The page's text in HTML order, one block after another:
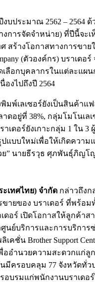
ระมาณ 2562 – 2564 ด้
การจัดจำหน่าย) ที่ปีนี้จ
ศ สร้างโอกาสทางกา
(ตัวองค์กร) บราเดอ
ลือกบุคลากรในแต่ละแ
งไปถึงปี 2564
พ์เลเซอร์ยังเป็นสินค้า
อยู่ที่ 38%, กลุ่มโมโนเ
อร์ยังเกาะกลุ่ม 1 ใน 3
บใหม่เพื่อให้เกิดควา
” นายธีรวุธ ศุภพันธุ์ภิญโ
เทศไทย) จำกัด กล่าวถึงก
ยของ บราเดอร์ ที่พร้อ
ร์ เปิดโอกาสให้ลูกค้า
ย์บริการและการบริก
ชั่น Brother Support
ออำนวยความสะดวกแ
รอบคลุม 77 จังหวัดทั่ว
มแก่พนักงานบราเดอร์ไ